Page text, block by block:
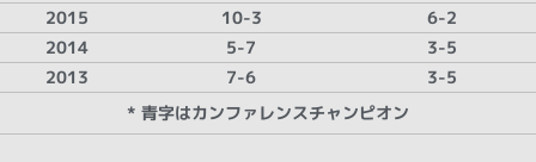
2015
10-3
6-2
2014
5-7
3-5
2013
7-6
3-5
* 青字はカンファレンスチャンピオン